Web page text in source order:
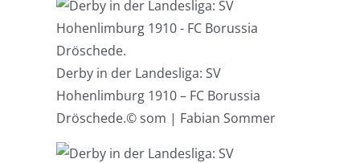
Derby in der Landesliga: SV
Hohenlimburg 1910 – FC Borussia
Dröschede.© som | Fabian Sommer